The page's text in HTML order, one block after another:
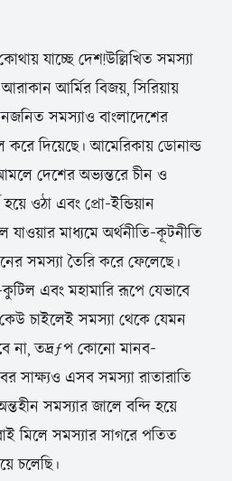
যাচ্ছে দেশ!উল্লিখিত সমস্যা
আরাকান আর্মির বিজয়, সিরিয়ায়
সমস্যাও বাংলাদেশের
করে দিয়েছে। আমেরিকায় ডোনাল্ড
দেশের অভ্যন্তরে চীন ও
ওঠা এবং প্রো-ইন্ডিয়ান
মাধ্যমে অর্থনীতি-কূটনীতি
সমস্যা তৈরি করে ফেলেছে।
এবং মহামারি রূপে যেভাবে
চাইলেই সমস্যা থেকে যেমন
না, তদ্রƒপ কোনো মানব-
সাক্ষ্যও এসব সমস্যা রাতারাতি
সমস্যার জালে বন্দি হয়ে
মিলে সমস্যার সাগরে পতিত
চলেছি।